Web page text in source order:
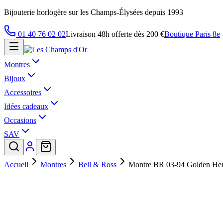
Bijouterie horlogère sur les Champs-Élysées depuis 1993
01 40 76 02 02Livraison 48h offerte dès 200 €Boutique Paris 8e
Montres
Bijoux
Accessoires
Idées cadeaux
Occasions
SAV
Accueil Montres Bell & Ross Montre BR 03-94 Golden